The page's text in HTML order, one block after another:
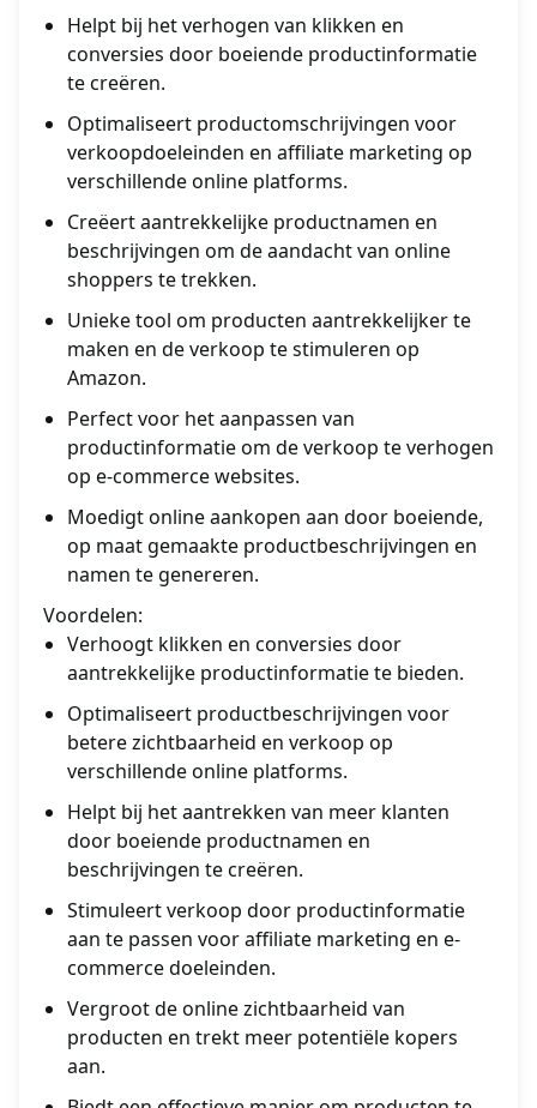
Helpt bij het verhogen van klikken en
conversies door boeiende productinformatie
te creëren.
Optimaliseert productomschrijvingen voor
verkoopdoeleinden en affiliate marketing op
verschillende online platforms.
Creëert aantrekkelijke productnamen en
beschrijvingen om de aandacht van online
shoppers te trekken.
Unieke tool om producten aantrekkelijker te
maken en de verkoop te stimuleren op
Amazon.
Perfect voor het aanpassen van
productinformatie om de verkoop te verhogen
op e-commerce websites.
Moedigt online aankopen aan door boeiende,
op maat gemaakte productbeschrijvingen en
namen te genereren.
Voordelen:
Verhoogt klikken en conversies door
aantrekkelijke productinformatie te bieden.
Optimaliseert productbeschrijvingen voor
betere zichtbaarheid en verkoop op
verschillende online platforms.
Helpt bij het aantrekken van meer klanten
door boeiende productnamen en
beschrijvingen te creëren.
Stimuleert verkoop door productinformatie
aan te passen voor affiliate marketing en e-
commerce doeleinden.
Vergroot de online zichtbaarheid van
producten en trekt meer potentiële kopers
aan.